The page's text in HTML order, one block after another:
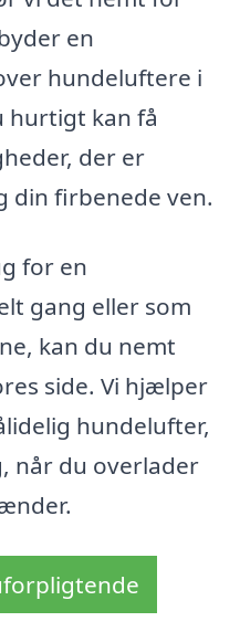
en
hundeluftere i
hurtigt kan få
der er
firbenede ven.
for en
gang eller som
kan du nemt
side. Vi hjælper
hundelufter,
når du overlader